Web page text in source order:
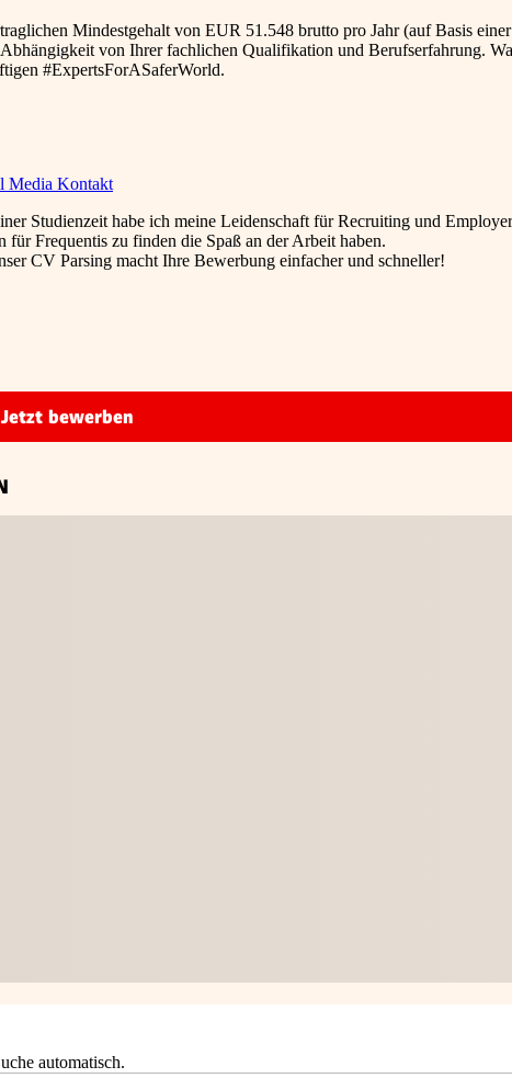
Mindestgehalt von EUR 51.548 brutto pro Jahr (auf Basis
von Ihrer fachlichen Qualifikation und Berufserfahrung.
#ExpertsForASaferWorld.
Media Kontakt
Studienzeit habe ich meine Leidenschaft für Recruiting und Employer
Frequentis zu finden die Spaß an der Arbeit haben.
CV Parsing macht Ihre Bewerbung einfacher und schneller!
Jetzt bewerben
automatisch.